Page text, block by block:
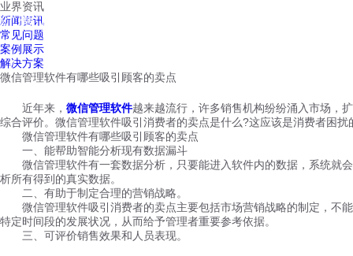
红鹰工作手机
业界资讯
新闻资讯
常见问题
案例展示
解决方案
微信管理软件有哪些吸引顾客的卖点
近年来， 微信管理软件越来越流行，许多销售机构纷纷涌入市场，
综合评价。微信管理软件吸引消费者的卖点是什么?这应该是消费者困
微信管理软件有哪些吸引顾客的卖点
一、能帮助智能分析现有数据漏斗
微信管理软件有一套数据分析，只要能进入软件内的数据，系统就
析所有得到的真实数据。
二、有助于制定合理的营销战略。
微信管理软件吸引消费者的卖点主要包括市场营销战略的制定，不
特定时间段的发展状况，从而给予管理者重要参考依据。
三、可评价销售效果和人员表现。